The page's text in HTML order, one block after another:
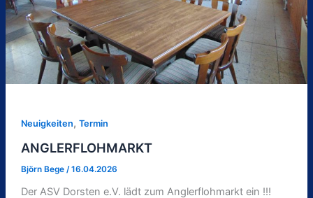
Neuigkeiten, Termin
ANGLERFLOHMARKT
Björn Bege /16.04.2026
Der ASV Dorsten e.V. lädt zum Anglerflohmarkt ein !!!